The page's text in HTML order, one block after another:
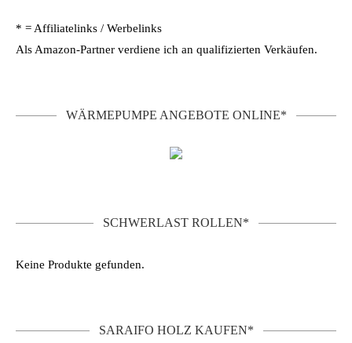
* = Affiliatelinks / Werbelinks
Als Amazon-Partner verdiene ich an qualifizierten Verkäufen.
WÄRMEPUMPE ANGEBOTE ONLINE*
SCHWERLAST ROLLEN*
Keine Produkte gefunden.
SARAIFO HOLZ KAUFEN*